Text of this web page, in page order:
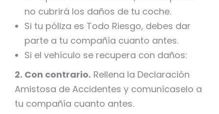
no cubrirá los daños de tu coche.
Si tu póliza es Todo Riesgo, debes dar
parte a tu compañía cuanto antes.
Si el vehículo se recupera con daños:
2. Con contrario. Rellena la Declaración
Amistosa de Accidentes y comunícaselo a
tu compañía cuanto antes.